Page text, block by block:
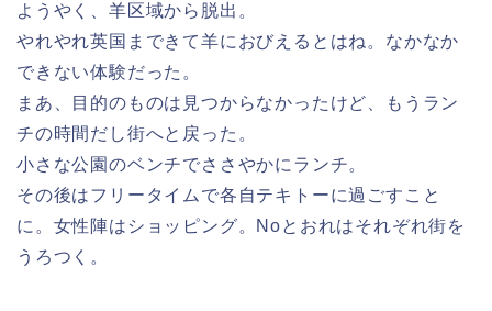
ようやく、羊区域から脱出。
やれやれ英国まできて羊におびえるとはね。なかなか
できない体験だった。
まあ、目的のものは見つからなかったけど、もうラン
チの時間だし街へと戻った。
小さな公園のベンチでささやかにランチ。
その後はフリータイムで各自テキトーに過ごすこと
に。女性陣はショッピング。Noとおれはそれぞれ街を
うろつく。